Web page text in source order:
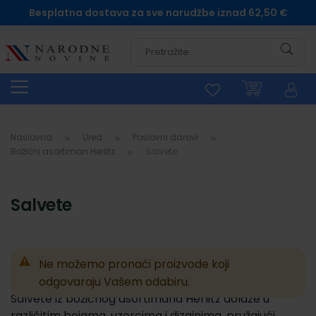
Besplatna dostava za sve narudžbe iznad 62,50 €
Naslovna Ured
Poslovni darovi
Božićni asortiman Herlitz
Salvete
Ne možemo pronaći proizvode koji
odgovaraju Vašem odabiru.
Salvete iz božićnog asortimana Herlitz dolaze u